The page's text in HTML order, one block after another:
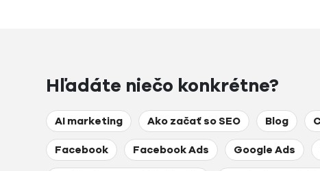
Hľadáte niečo konkrétne?
AI marketing Ako začať so SEO Blog
Facebook Facebook Ads Google Ads